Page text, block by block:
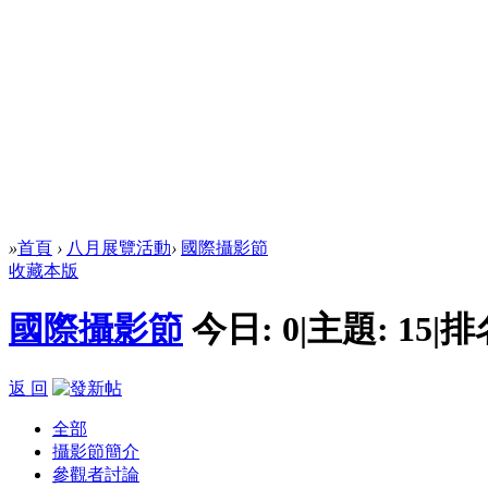
»首頁 › 八月展覽活動› 國際攝影節
收藏本版
國際攝影節 今日: 0|主題: 15|排
返 回
全部
攝影節簡介
參觀者討論